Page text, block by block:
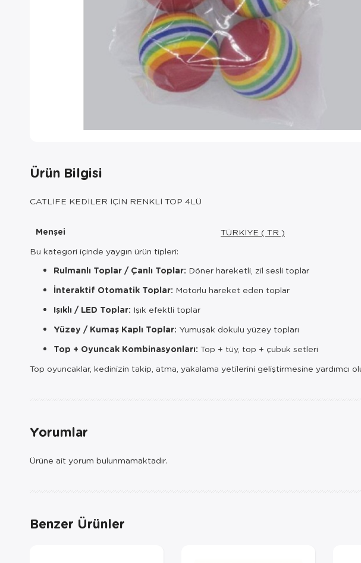
Ürün Bilgisi
CATLİFE KEDİLER İÇİN RENKLİ TOP 4LÜ
Menşei
TÜRKİYE ( TR )
Bu kategori içinde yaygın ürün tipleri:
Rulmanlı Toplar / Çanlı Toplar: Döner hareketli, zil sesli toplar
İnteraktif Otomatik Toplar: Motorlu hareket eden toplar
Işıklı / LED Toplar: Işık efektli toplar
Yüzey / Kumaş Kaplı Toplar: Yumuşak dokulu yüzey topları
Top + Oyuncak Kombinasyonları: Top + tüy, top + çubuk setleri
Top oyuncaklar, kedinizin takip, atma, yakalama yetilerini geliştirmesine
Yorumlar
Ürüne ait yorum bulunmamaktadır.
Benzer Ürünler